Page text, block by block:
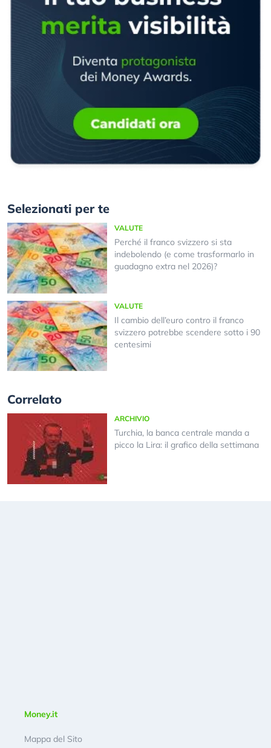
Selezionati per te
VALUTE
Perché il franco svizzero si sta
indebolendo (e come trasformarlo in
guadagno extra nel 2026)?
VALUTE
Il cambio dell’euro contro il franco
svizzero potrebbe scendere sotto i 90
centesimi
Correlato
ARCHIVIO
Turchia, la banca centrale manda a
picco la Lira: il grafico della settimana
Money.it
Mappa del Sito